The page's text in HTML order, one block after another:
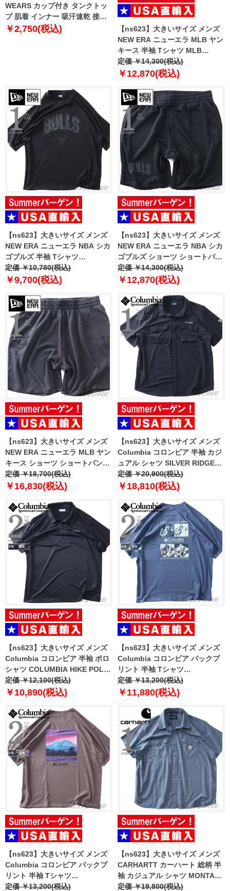
WEARS カップ付き タンクトッ
プ 肌着 インナー 吸汗速乾 接触
冷感 通気性 春夏新作 387-
￥2,750(税込)
【ns623】大きいサイズ メンズ
NEW ERA ニューエラ MLB ヤン
キース 半袖 Tシャツ MLB
WASHED NEW YORK YANKEES
T-SHIRT USA直輸入 60771645
定価 ￥14,300(税込)
￥12,870(税込)
【ns623】大きいサイズ メンズ
NEW ERA ニューエラ NBA シカ
ゴブルズ 半袖 Tシャツ
CHICAGO BULLS NBA BLACK
OVERSIZED T-SHIRT USA直輸
定価 ￥10,780(税込)
￥9,700(税込)
【ns623】大きいサイズ メンズ
NEW ERA ニューエラ NBA シカ
ゴブルズ ショーツ ショートパン
ツ ハーフパンツ NBA CHICAGO
BULLS BLACK SHORTS USA直
定価 ￥14,300(税込)
￥12,870(税込)
【ns623】大きいサイズ メンズ
NEW ERA ニューエラ MLB ヤン
キース ショーツ ショートパンツ
ハーフパンツ MLB WASHED
NEW YORK YANKEES T-SHIRT
定価 ￥18,700(税込)
￥16,830(税込)
【ns623】大きいサイズ メンズ
Columbia コロンビア 半袖 カジ
ュアル シャツ SILVER RIDGE
ELITE SHORT SLEEVE WOVEN
USA直輸入 2164521
定価 ￥20,900(税込)
￥18,810(税込)
【ns623】大きいサイズ メンズ
Columbia コロンビア 半袖 ポロ
シャツ COLUMBIA HIKE POLO
USA直輸入 1990401
定価 ￥12,100(税込)
￥10,890(税込)
【ns623】大きいサイズ メンズ
Columbia コロンビア バックプ
リント 半袖 Tシャツ
HEAVYWEIGHT ICONIC TEE
USA直輸入 2155061
定価 ￥13,200(税込)
￥11,880(税込)
【ns623】大きいサイズ メンズ
Columbia コロンビア バックプ
リント 半袖 Tシャツ
HEAVYWEIGHT BACK
定価 ￥13,200(税込)
【ns623】大きいサイズ メンズ
CARHARTT カーハート 総柄 半
袖 カジュアル シャツ MONTANA
BOZEMAN RELAXED SHORT
定価 ￥19,800(税込)